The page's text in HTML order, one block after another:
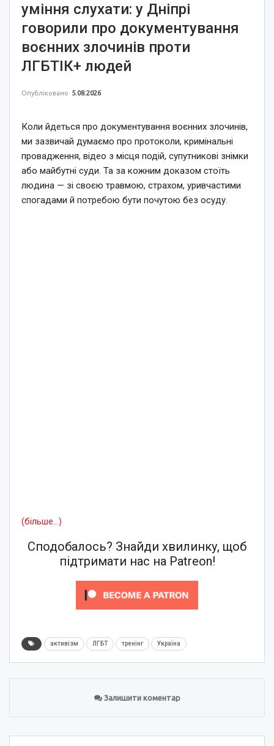
уміння слухати: у Дніпрі
говорили про документування
воєнних злочинів проти
ЛГБТІК+ людей
Опубліковано 5.08.2026
Коли йдеться про документування воєнних злочинів,
ми зазвичай думаємо про протоколи, кримінальні
провадження, відео з місця подій, супутникові знімки
або майбутні суди. Та за кожним доказом стоїть
людина — зі своєю травмою, страхом, уривчастими
спогадами й потребою бути почутою без осуду.
(більше…)
Сподобалось? Знайди хвилинку, щоб
підтримати нас на Patreon!
активізм ЛГБТ тренінг Україна
Залишити коментар